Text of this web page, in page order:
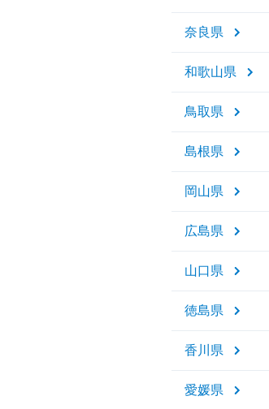
奈良県
和歌山県
鳥取県
島根県
岡山県
広島県
山口県
徳島県
香川県
愛媛県